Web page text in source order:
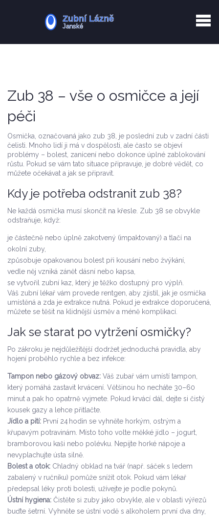
Zotavení po extrakci
Zub 38 – vše o osmičce a její
péči
Osmička, označovaná jako zub 38, je poslední zub v zadní části
čelisti. Mnoho lidí ji má v dospělosti, ale často se objeví
problémy – bolest, zanícení nebo dokonce úplné zablokování
růstu. Pokud se vám tato situace připravuje, je dobré vědět, co
můžete očekávat a jak se připravit.
Kdy je potřeba odstranit zub 38?
Ne každá osmička musí skončit na křesle. Zub 38 se obvykle
odstraňuje, když:
je částečně nebo úplně zakotvený (impaktovaný) a tlačí na
okolní zuby,
způsobuje opakovanou bolest při kousání nebo žvýkání,
vedle něj vzniká zánět dásní nebo kapsa,
se vytvořil zubní kaz, který je těžko dostupný pro výplň.
Váš zubní lékař vám provede rentgen, aby zjistil, jak je osmička
umístěná a zda je extrakce nutná. Pokud je extrakce doporučená,
můžete se těšit na klidnější úsměv a méně komplikací.
Jak se starat po vytržení osmičky?
Po zákroku je nejdůležitější dodržet jednoduchá pravidla, aby
hojení proběhlo rychle a bez infekce:
Tampon nebo gázový obvaz: Váš zubař vám umístí tampon,
který pomáhá zastavit krvácení. Většinou ho necháte 30–60
minut a pak ho opatrně vyjmete. Pokud krvácí dál, dejte si čistý
kousek gazy a lehce přitlačte.
Jídlo a pití: První 24 hodin se vyhněte horkým, ostrým a
křupavým potravinám. Místo toho volte měkké jídlo – jogurt,
bramborovou kaši nebo polévku. Nepijte horké nápoje a
nevyplachujte ústa silně.
Bolest a otok: Chladný obklad na tvář (např. sáček s ledem
zabalený v ručníku) pomůže snížit otok. Pokud vám lékař
předepsal léky proti bolesti, užívejte je podle pokynů.
Ústní hygiena: Čistěte si zuby jako obvykle, ale v oblasti výřezů
buďte šetrní. Vyhněte se ústní vodě s alkoholem první dva dny,